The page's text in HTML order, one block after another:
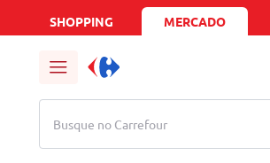
SHOPPING MERCADO
Busque no Carrefour